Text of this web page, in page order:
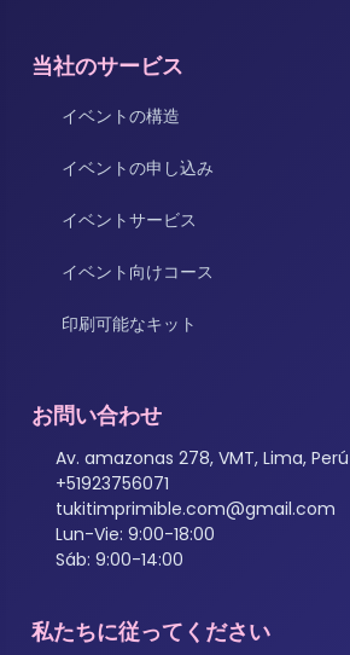
当社のサービス
イベントの構造
イベントの申し込み
イベントサービス
イベント向けコース
印刷可能なキット
お問い合わせ
Av. amazonas 278, VMT, Lima, Perú
+51923756071
tukitimprimible.com@gmail.com
Lun-Vie: 9:00-18:00
Sáb: 9:00-14:00
私たちに従ってください